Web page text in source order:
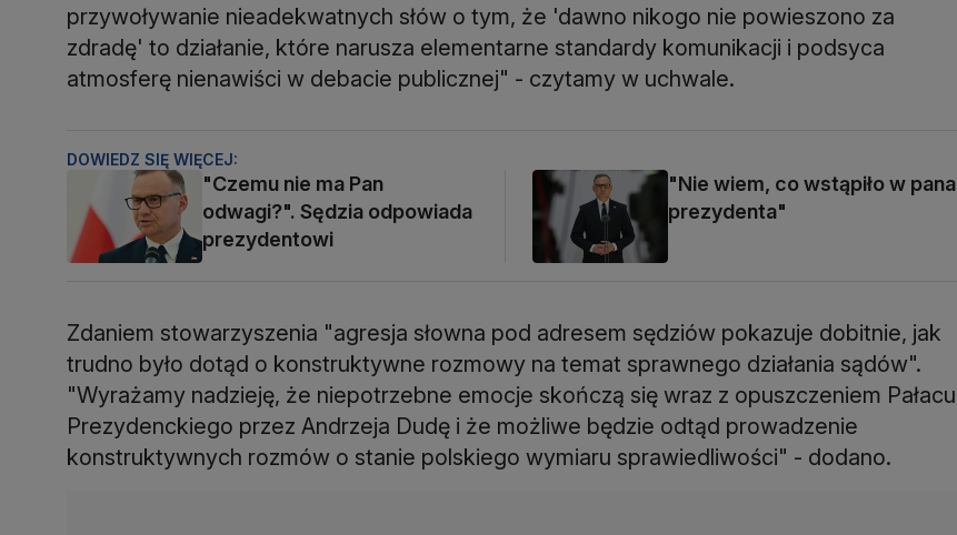
przywoływanie nieadekwatnych słów o tym, że 'dawno nikogo nie powieszono za
zdradę' to działanie, które narusza elementarne standardy komunikacji i podsyca
atmosferę nienawiści w debacie publicznej" - czytamy w uchwale.
DOWIEDZ SIĘ WIĘCEJ:
"Czemu nie ma Pan
odwagi?". Sędzia odpowiada
prezydentowi
"Nie wiem, co wstąpiło w pana
prezydenta"
Zdaniem stowarzyszenia "agresja słowna pod adresem sędziów pokazuje dobitnie, jak
trudno było dotąd o konstruktywne rozmowy na temat sprawnego działania sądów".
"Wyrażamy nadzieję, że niepotrzebne emocje skończą się wraz z opuszczeniem Pałacu
Prezydenckiego przez Andrzeja Dudę i że możliwe będzie odtąd prowadzenie
konstruktywnych rozmów o stanie polskiego wymiaru sprawiedliwości" - dodano.